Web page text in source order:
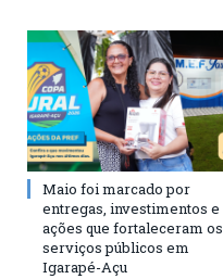
Maio foi marcado por
entregas, investimentos e
ações que fortaleceram os
serviços públicos em
Igarapé-Açu